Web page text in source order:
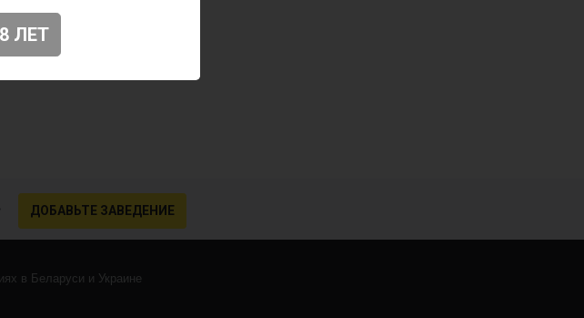
ДОБАВЬТЕ ЗАВЕДЕНИЕ
в Беларуси и Украине
ЛЕТ